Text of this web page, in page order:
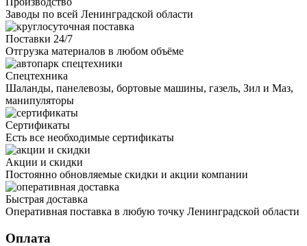
Заводы по всей Ленинградской области
Поставки 24/7
Отгрузка материалов в любом объёме
Спецтехника
Шаланды, панелевозы, бортовые машины, газель, Зил и Маз,
манипуляторы
Сертификаты
Есть все необходимые сертификаты
Акции и скидки
Постоянно обновляемые скидки и акции компании
Быстрая доставка
Оперативная поставка в любую точку Ленинградской области
Оплата